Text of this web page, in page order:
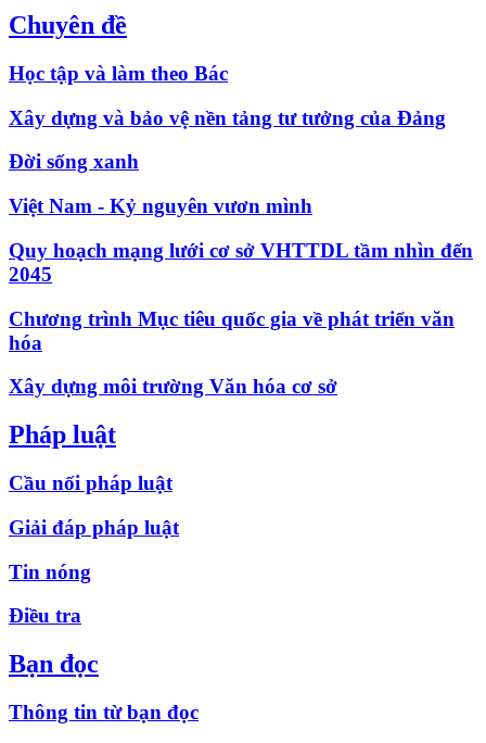
Chuyên đề
Học tập và làm theo Bác
Xây dựng và bảo vệ nền tảng tư tưởng của Đảng
Đời sống xanh
Việt Nam - Kỷ nguyên vươn mình
Quy hoạch mạng lưới cơ sở VHTTDL tầm nhìn đến
2045
Chương trình Mục tiêu quốc gia về phát triển văn
hóa
Xây dựng môi trường Văn hóa cơ sở
Pháp luật
Cầu nối pháp luật
Giải đáp pháp luật
Tin nóng
Điều tra
Bạn đọc
Thông tin từ bạn đọc